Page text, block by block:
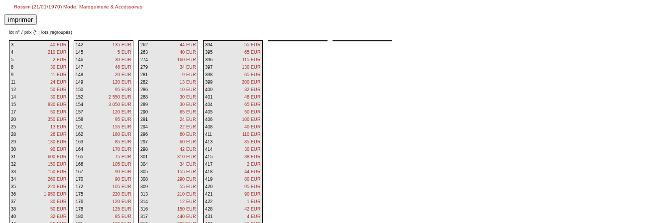
Rossini (21/01/1970) Mode, Maroquinerie & Accessoires
lot n° / prix (* : lots regroupés)
3
40 EUR
4
210 EUR
5
2 EUR
8
30 EUR
9
11 EUR
11
24 EUR
12
50 EUR
14
30 EUR
15
830 EUR
17
50 EUR
20
350 EUR
25
13 EUR
28
26 EUR
29
130 EUR
30
90 EUR
31
600 EUR
32
150 EUR
33
150 EUR
34
260 EUR
35
220 EUR
36
1 950 EUR
37
30 EUR
38
50 EUR
40
32 EUR
142
135 EUR
145
5 EUR
146
30 EUR
147
46 EUR
148
20 EUR
149
120 EUR
150
95 EUR
152
2 550 EUR
154
3 050 EUR
157
120 EUR
158
95 EUR
161
155 EUR
162
180 EUR
163
85 EUR
164
170 EUR
165
75 EUR
166
105 EUR
167
90 EUR
170
90 EUR
172
105 EUR
175
220 EUR
176
120 EUR
178
125 EUR
180
85 EUR
262
44 EUR
263
40 EUR
274
160 EUR
279
34 EUR
281
9 EUR
282
13 EUR
286
10 EUR
288
30 EUR
289
30 EUR
290
65 EUR
291
24 EUR
294
22 EUR
296
60 EUR
297
60 EUR
298
42 EUR
301
310 EUR
304
34 EUR
305
155 EUR
308
290 EUR
309
55 EUR
313
210 EUR
314
12 EUR
316
150 EUR
317
440 EUR
394
55 EUR
395
65 EUR
396
115 EUR
397
130 EUR
398
65 EUR
399
200 EUR
400
32 EUR
401
48 EUR
404
65 EUR
405
50 EUR
406
100 EUR
408
40 EUR
411
110 EUR
413
85 EUR
414
30 EUR
415
38 EUR
417
2 EUR
418
44 EUR
419
80 EUR
420
95 EUR
421
90 EUR
422
1 EUR
428
42 EUR
431
4 EUR